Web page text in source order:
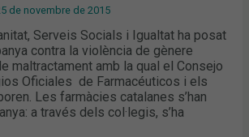
de novembre de 2015
Serveis Socials i Igualtat ha posat
contra la violència de gènere
maltractament amb la qual el Consejo
Oficiales de Farmacéuticos i els
Les farmàcies catalanes s’han
a través dels col·legis, s’ha